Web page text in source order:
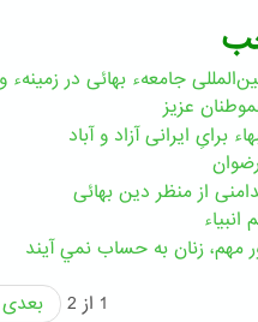
جامعهء بهائی در
عزیز
برایِ ایرانی آزاد و آباد
از منظر دین بهائی
مهم،‌ زنان به حساب نمي آيند
1 از 2